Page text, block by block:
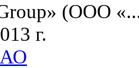
(ООО
г.